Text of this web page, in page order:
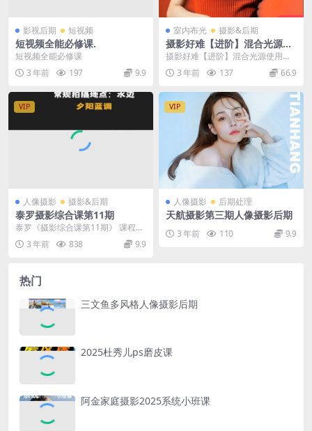
影视后期 短视频
短视频全能必修课.
短视频全能必修课
3 年前
197 9.9
室内布光 摄影&后期
摄影好难【进阶】混合光源使
用专题课程底层原理+5种结合
思路+案例实战
摄影好难【进阶】混合光源使用专
题课程底层原理+5种结合思路+案
例实战
3 年前 137 66.9
VIP
人像摄影 摄影&后期
泰罗摄影综合课第11期
泰罗《摄影综合课第11期》 课程初
始时，会教一些非常容易实践，并
容易得到正反馈的...
3 年前 838 9.9
VIP
人像摄影 后期处理
天航摄影第三期人像摄影后期
3 年前 110 9.9
热门
三文鱼多风格人像摄影后期
2025杜秀儿ps磨皮课
阿金家庭摄影2025系统小班课